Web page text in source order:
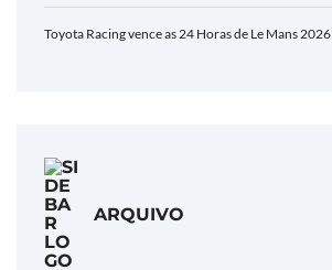
Toyota Racing vence as 24 Horas de Le Mans 2026
ARQUIVO